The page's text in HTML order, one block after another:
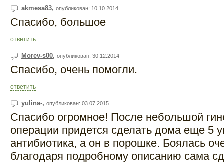
akmesa83, опубликован: 10.10.2014
Спасибо, большое
ответить
Morev-s00, опубликован: 30.12.2014
Спасибо, очень помогли.
ответить
yulina-, опубликован: 03.07.2015
Спасибо огромное! После небольшой
операции придется сделать дома еще 5
антибиотика, а он в порошке. Боялась
благодаря подробному описанию сама